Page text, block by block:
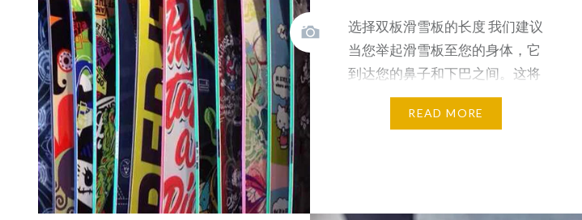
选择双板滑雪板的长度 我们建议
当您举起滑雪板至您的身体，它
到达您的鼻子和下巴之间。这将
是最舒适您的滑雪板长度，…
READ MORE